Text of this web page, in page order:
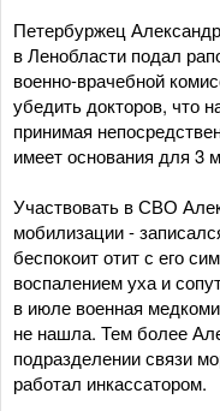
Петербуржец
в Ленобласти подал
военно-врачебной
убедить докторов, что
принимая
имеет основания для 3
Участвовать в СВО
мобилизации -
беспокоит отит с его
воспалением уха и
в июле военная
не нашла. Тем более
подразделении связи
работал инкассатором.